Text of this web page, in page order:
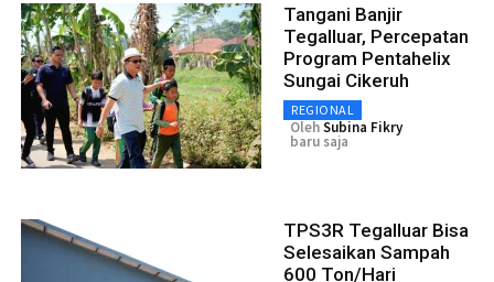
Tangani Banjir
Tegalluar, Percepatan
Program Pentahelix
Sungai Cikeruh
REGIONAL
OlehSubina Fikry
baru saja
TPS3R Tegalluar Bisa
Selesaikan Sampah
600 Ton/Hari